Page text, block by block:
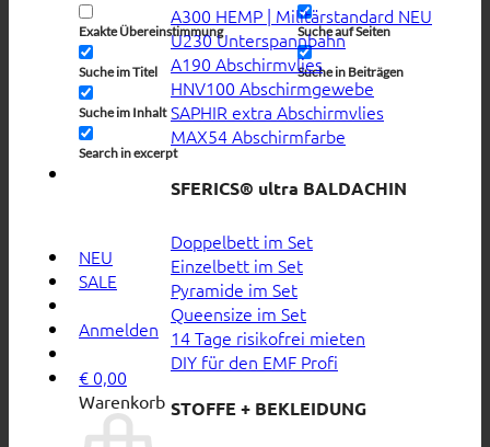
Exakte Übereinstimmung
Suche im Titel
Suche im Inhalt
Search in excerpt
Suche auf Seiten
Suche in Beiträgen
NEU
SALE
Anmelden
€ 0,00
Warenkorb
A300 HEMP | Militärstandard
U230 Unterspannbahn
A190 Abschirmvlies
HNV100 Abschirmgewebe
SAPHIR extra Abschirmvlies
MAX54 Abschirmfarbe
SFERICS® ultra BALDACHIN
Doppelbett im Set
Einzelbett im Set
Pyramide im Set
Queensize im Set
14 Tage risikofrei mieten
DIY für den EMF Profi
STOFFE + BEKLEIDUNG